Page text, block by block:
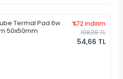
Termal Pad 6w
50x50mm
%72 indirim
198,38 TL
54,66 TL